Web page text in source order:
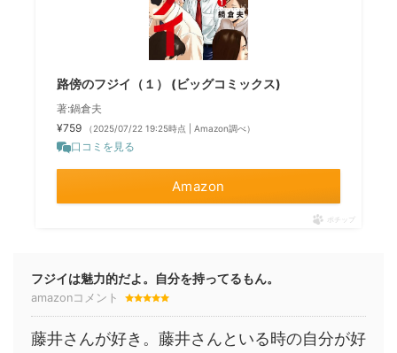
路傍のフジイ（１） (ビッグコミックス)
著:鍋倉夫
¥759
（2025/07/22 19:25時点 | Amazon調べ）
口コミを見る
Amazon
ポチップ
フジイは魅力的だよ。自分を持ってるもん。
amazonコメント
藤井さんが好き。藤井さんといる時の自分が好